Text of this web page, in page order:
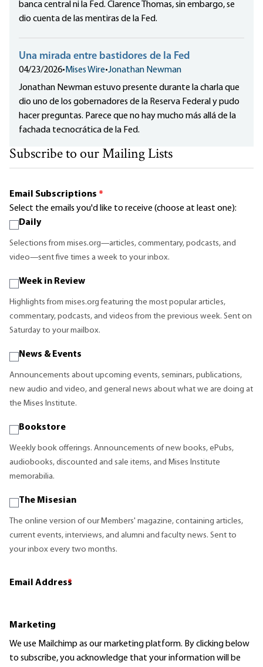
banca central ni la Fed. Clarence Thomas, sin embargo, se
dio cuenta de las mentiras de la Fed.
Una mirada entre bastidores de la Fed
04/23/2026•Mises Wire•Jonathan Newman
Jonathan Newman estuvo presente durante la charla que
dio uno de los gobernadores de la Reserva Federal y pudo
hacer preguntas. Parece que no hay mucho más allá de la
fachada tecnocrática de la Fed.
Subscribe to our Mailing Lists
Email Subscriptions *
Select the emails you'd like to receive (choose at least one):
Daily
Selections from mises.org—articles, commentary, podcasts, and
video—sent five times a week to your inbox.
Week in Review
Highlights from mises.org featuring the most popular articles,
commentary, podcasts, and videos from the previous week. Sent on
Saturday to your mailbox.
News & Events
Announcements about upcoming events, seminars, publications,
new audio and video, and general news about what we are doing at
the Mises Institute.
Bookstore
Weekly book offerings. Announcements of new books, ePubs,
audiobooks, discounted and sale items, and Mises Institute
memorabilia.
The Misesian
The online version of our Members' magazine, containing articles,
current events, interviews, and alumni and faculty news. Sent to
your inbox every two months.
Email Address
*
Marketing
We use Mailchimp as our marketing platform. By clicking below
to subscribe, you acknowledge that your information will be